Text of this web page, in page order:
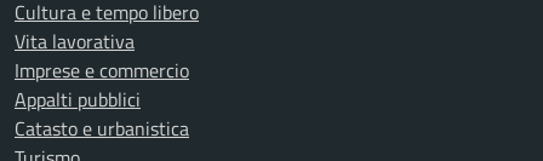
Cultura e tempo libero
Vita lavorativa
Imprese e commercio
Appalti pubblici
Catasto e urbanistica